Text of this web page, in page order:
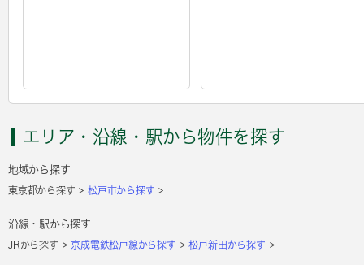
エリア・沿線・駅から物件を探す
地域から探す
東京都から探す 松戸市から探す
沿線・駅から探す
JRから探す 京成電鉄松戸線から探す 松戸新田から探す